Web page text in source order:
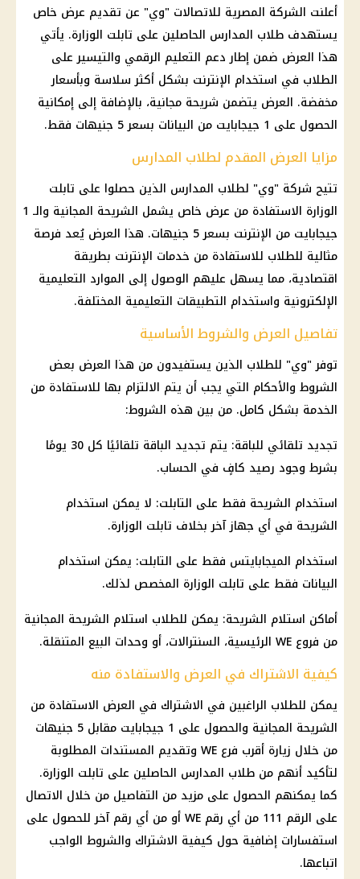
أعلنت الشركة المصرية للاتصالات "وي" عن تقديم عرض خاص
يستهدف طلاب المدارس الحاصلين على تابلت الوزارة. يأتي
هذا العرض ضمن إطاردعم التعليم الرقمي والتيسير على
الطلاب في استخدام الإنترنت بشكل أكثر سلاسة وبأسعار
مخفضة. العرض يتضمن شريحة مجانية، بالإضافة إلى إمكانية
الحصول على 1 جيجابايت من البيانات بسعر 5 جنيهات فقط.
مزايا العرض المقدم لطلاب المدارس
تتيح شركة "وي" لطلاب المدارس الذين حصلوا على تابلت
الوزارة الاستفادة من عرض خاص يشمل الشريحة المجانية والـ 1
جيجابايت من الإنترنت
بسعر 5 جنيهات. هذا العرض يُعد فرصة
مثالية للطلاب للاستفادة من خدمات الإنترنت بطريقة
اقتصادية، مما يسهل عليهم الوصول إلى الموارد التعليمية
الإلكترونية واستخدام التطبيقات التعليمية المختلفة.
تفاصيل العرض والشروط الأساسية
توفر "وي" للطلاب الذين يستفيدون من هذا العرض بعض
الشروط والأحكام التي يجب أن يتم الالتزام بها للاستفادة من
الخدمة بشكل كامل. من بين هذه الشروط:
تجديد تلقائي للباقة: يتم تجديد الباقة تلقائيًا كل 30 يومًا
بشرط وجود رصيد كافٍ في الحساب.
استخدام الشريحة فقط على التابلت: لا يمكن استخدام
الشريحة في أي جهاز آخر بخلاف تابلت الوزارة.
استخدام الميجابايتس فقط على التابلت: يمكن استخدام
البيانات فقط على تابلت الوزارة المخصص لذلك.
أماكن استلام الشريحة: يمكن للطلاب استلام الشريحة المجانية
من فروع WE الرئيسية، السنترالات، أو وحدات البيع المتنقلة.
كيفية الاشتراك في العرض والاستفادة منه
يمكن للطلاب الراغبين في الاشتراك في العرض الاستفادة من
الشريحة المجانية والحصول على 1 جيجابايت مقابل 5 جنيهات
من خلال زيارة أقرب فرع WE وتقديم المستندات المطلوبة
لتأكيد أنهم من طلاب المدارس الحاصلين على تابلت الوزارة.
كما يمكنهم الحصول على مزيد من التفاصيل من خلال الاتصال
على الرقم 111 من أي رقم WE أو من أي رقم آخر للحصول على
استفسارات إضافية حول كيفية الاشتراك والشروط الواجب
اتباعها.